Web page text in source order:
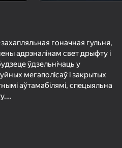
гоначная гульня,
адрэналінам свет дрыфту і
ўдзельнічаць у
мегаполісаў і закрытых
аўтамабілямі, спецыяльна
гульня прапануе унікальную
Гульцы павінны па-